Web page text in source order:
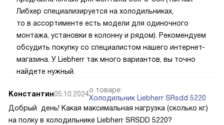
Либхер специализируется на холодильниках,
то в ассортименте есть модели для одиночного
монтажа, установки в колонну и рядом). Рекомендуем
обсудить покупку со специалистом нашего интернет-
магазина. У Liebherr так много вариантов, вы точно
найдете нужный.
Константин05.10.2024о товаре:
Холодильник Liebherr SRsdd 5220
Добрый день! Какая максимальная нагрузка (сколько кг.)
на полку в холодильнике Liebherr SRSDD 5220?